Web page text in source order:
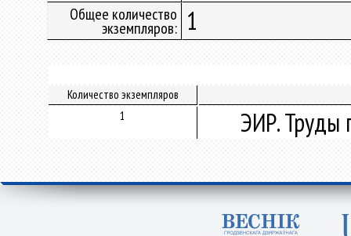
Общее количество
экземпляров: 1
Количество экземпляров
1
ЭИР. Труды